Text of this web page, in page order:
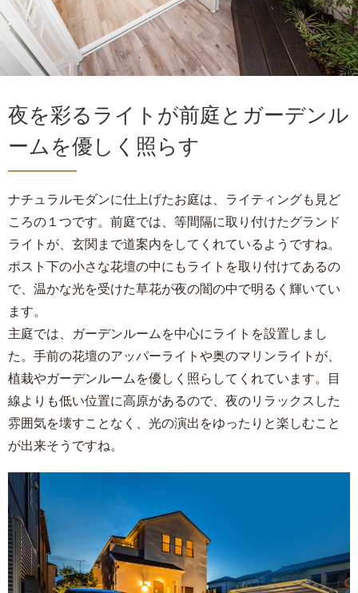
夜を彩るライトが前庭とガーデンル
ームを優しく照らす
ナチュラルモダンに仕上げたお庭は、ライティングも見ど
ころの１つです。前庭では、等間隔に取り付けたグランド
ライトが、玄関まで道案内をしてくれているようですね。
ポスト下の小さな花壇の中にもライトを取り付けてあるの
で、温かな光を受けた草花が夜の闇の中で明るく輝いてい
ます。
主庭では、ガーデンルームを中心にライトを設置しまし
た。手前の花壇のアッパーライトや奥のマリンライトが、
植栽やガーデンルームを優しく照らしてくれています。目
線よりも低い位置に高原があるので、夜のリラックスした
雰囲気を壊すことなく、光の演出をゆったりと楽しむこと
が出来そうですね。